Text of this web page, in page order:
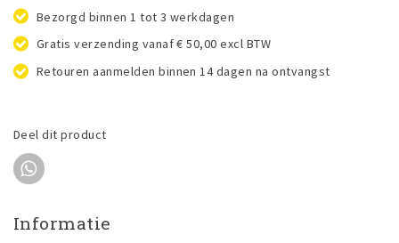
Bezorgd binnen 1 tot 3 werkdagen
Gratis verzending vanaf € 50,00 excl BTW
Retouren aanmelden binnen 14 dagen na ontvangst
Deel dit product
Informatie